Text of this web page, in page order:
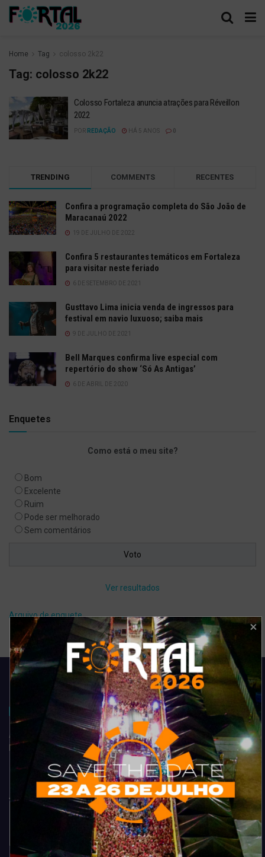
Home Tag colosso 2k22
Tag: colosso 2k22
Colosso Fortaleza anuncia atrações para Réveillon
2022
POR REDAÇÃO HÁ 5 ANOS
TRENDING COMMENTS RECENTES
Confira a programação completa do São João de
Maracanaú 2022
19 DE JULHO DE 2022
Confira 5 restaurantes temáticos em Fortaleza
para visitar neste feriado
6 DE SETEMBRO DE 2021
Gusttavo Lima inicia venda de ingressos para
festival em navio luxuoso; saiba mais
9 DE JULHO DE 2021
Bell Marques confirma live especial com
repertório do show ‘Só As Antigas’
6 DE ABRIL DE 2020
Enquetes
Como está o meu site?
Bom
Excelente
Ruim
Pode ser melhorado
Sem comentários
Ver resultados
Arquivo de enquete
Acompanhe todas as novidades do entretenimento na região de
Fortaleza. Dicas, promoções, coberturas exclusivas e muito mais.